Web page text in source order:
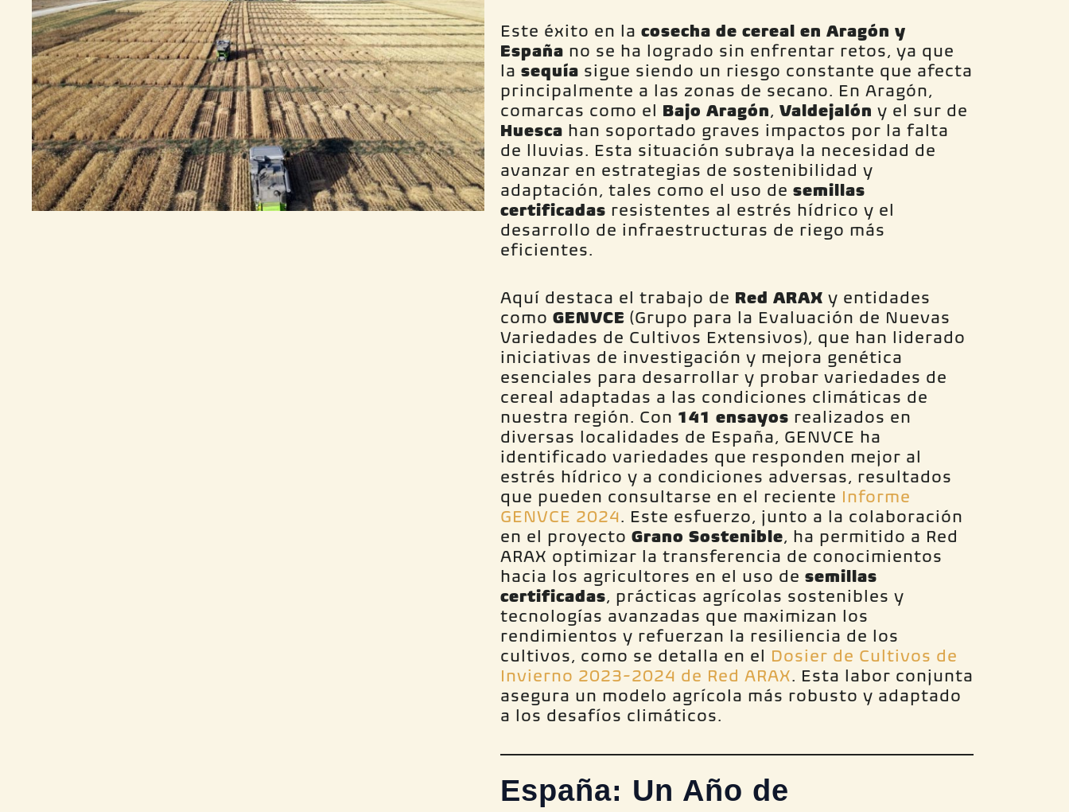
Este éxito en la cosecha de cereal en Aragón y
España no se ha logrado sin enfrentar retos, ya que
la sequía sigue siendo un riesgo constante que afecta
principalmente a las zonas de secano. En Aragón,
comarcas como el Bajo Aragón, Valdejalón y el sur de
Huesca han soportado graves impactos por la falta
de lluvias. Esta situación subraya la necesidad de
avanzar en estrategias de sostenibilidad y
adaptación, tales como el uso de semillas
certificadas resistentes al estrés hídrico y el
desarrollo de infraestructuras de riego más
eficientes.
Aquí destaca el trabajo de Red ARAX y entidades
como GENVCE (Grupo para la Evaluación de Nuevas
Variedades de Cultivos Extensivos), que han liderado
iniciativas de investigación y mejora genética
esenciales para desarrollar y probar variedades de
cereal adaptadas a las condiciones climáticas de
nuestra región. Con 141 ensayos realizados en
diversas localidades de España, GENVCE ha
identificado variedades que responden mejor al
estrés hídrico y a condiciones adversas, resultados
que pueden consultarse en el reciente Informe
GENVCE 2024. Este esfuerzo, junto a la colaboración
en el proyecto Grano Sostenible, ha permitido a Red
ARAX optimizar la transferencia de conocimientos
hacia los agricultores en el uso de semillas
certificadas, prácticas agrícolas sostenibles y
tecnologías avanzadas que maximizan los
rendimientos y refuerzan la resiliencia de los
cultivos, como se detalla en el Dosier de Cultivos de
Invierno 2023-2024 de Red ARAX. Esta labor conjunta
asegura un modelo agrícola más robusto y adaptado
a los desafíos climáticos.
España: Un Año de